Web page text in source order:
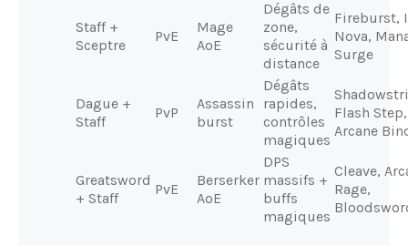
Staff +
Sceptre
PvE
Mage
AoE
Dégâts de
zone,
sécurité à
distance
Fireburst,
Nova,
Surge
Dague +
Staff
PvP
Assassin
burst
Dégâts
rapides,
contrôles
magiques
Flash Step,
Arcane
Greatsword
+ Staff
PvE
Berserker
AoE
DPS
massifs +
buffs
magiques
Cleave,
Rage,